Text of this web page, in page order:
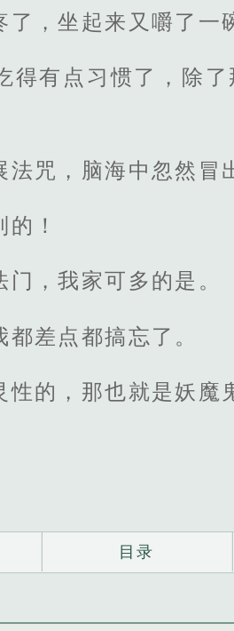
，坐起来又嚼了一
得有点习惯了，除
咒，脑海中忽然冒
！
，我家可多的是。
差点都搞忘了。
的，那也就是妖魔
目录